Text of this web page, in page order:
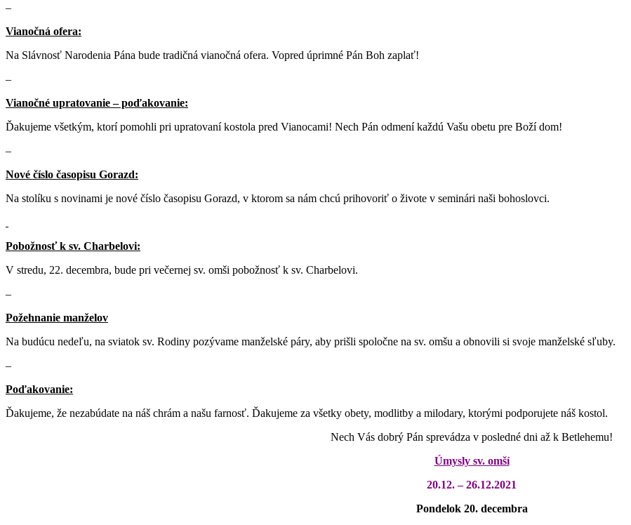
–
Vianočná ofera:
Na Slávnosť Narodenia Pána bude tradičná vianočná ofera. Vopred úprimné Pán Boh zaplať!
–
Vianočné upratovanie – poďakovanie:
Ďakujeme všetkým, ktorí pomohli pri upratovaní kostola pred Vianocami! Nech Pán odmení každú Vašu obetu pre Boží dom!
–
Nové číslo časopisu Gorazd:
Na stolíku s novinami je nové číslo časopisu Gorazd, v ktorom sa nám chcú prihovoriť o živote v seminári naši bohoslovci.
Pobožnosť k sv. Charbelovi:
V stredu, 22. decembra, bude pri večernej sv. omši pobožnosť k sv. Charbelovi.
–
Požehnanie manželov
Na budúcu nedeľu, na sviatok sv. Rodiny pozývame manželské páry, aby prišli spoločne na sv. omšu a obnovili si svoje manželské sľuby.
–
Poďakovanie:
Ďakujeme, že nezabúdate na náš chrám a našu farnosť. Ďakujeme za všetky obety, modlitby a milodary, ktorými podporujete náš kostol.
Nech Vás dobrý Pán sprevádza v posledné dni až k Betlehemu!
Úmysly sv. omší
20.12. – 26.12.2021
Pondelok 20. decembra